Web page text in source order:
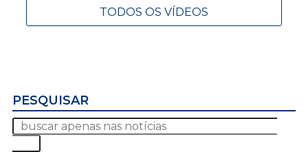
TODOS OS VÍDEOS
PESQUISAR